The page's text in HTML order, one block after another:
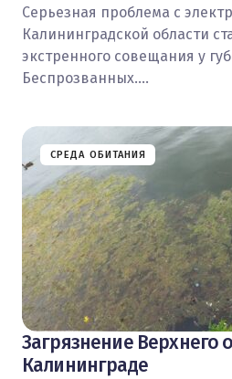
Серьезная проблема с
Калининградской области
экстренного совещания у
Беспрозванных.…
СРЕДА ОБИТАНИЯ
Загрязнение Верхнего
Калининграде